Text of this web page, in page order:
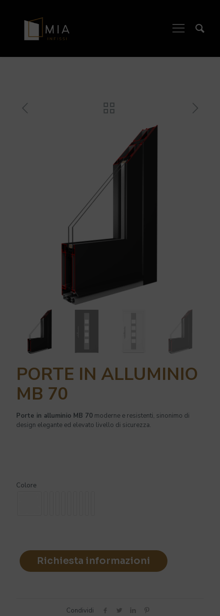
PORTE IN ALLUMINIO
MB 70
Porte in alluminio MB 70 moderne e resistenti, sinonimo di
design elegante ed elevato livello di sicurezza.
Colore
Richiesta informazioni
Condividi